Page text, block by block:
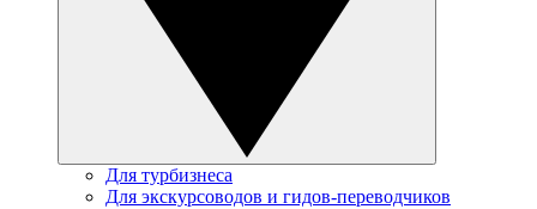
Для турбизнеса
Для экскурсоводов и гидов-переводчиков